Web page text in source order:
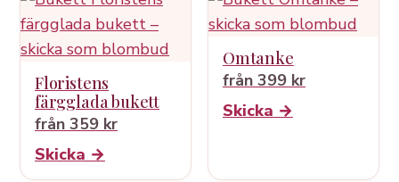
Floristens
färgglada bukett
från 359 kr
Skicka →
Omtanke
från 399 kr
Skicka →